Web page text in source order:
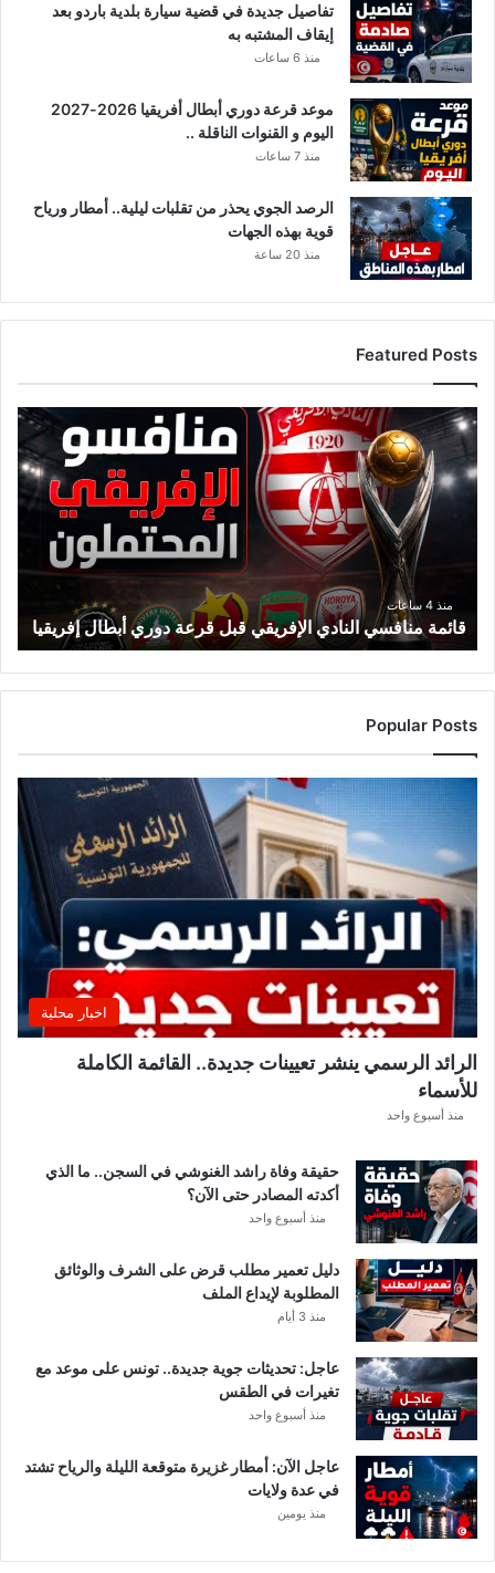
تفاصيل جديدة في قضية سيارة بلدية باردو بعد
إيقاف المشتبه به
منذ 6 ساعات
موعد قرعة دوري أبطال أفريقيا 2026-2027
اليوم و القنوات الناقلة ..
منذ 7 ساعات
الرصد الجوي يحذر من تقلبات ليلية.. أمطار ورياح
قوية بهذه الجهات
منذ 20 ساعة
Featured Posts
قائمة
منافسي
النادي
الإفريقي
إفريقيا
منذ 4 ساعات
قائمة منافسي النادي الإفريقي قبل قرعة دوري أبطال إفريقيا
Popular Posts
اخبار محلية
الرائد الرسمي ينشر تعيينات جديدة.. القائمة الكاملة
للأسماء
منذ أسبوع واحد
حقيقة وفاة راشد الغنوشي في السجن.. ما الذي
أكدته المصادر حتى الآن؟
منذ أسبوع واحد
دليل تعمير مطلب قرض على الشرف والوثائق
المطلوبة لإيداع الملف
منذ 3 أيام
عاجل: تحديثات جوية جديدة.. تونس على موعد مع
تغيرات في الطقس
منذ أسبوع واحد
عاجل الآن: أمطار غزيرة متوقعة الليلة والرياح تشتد
في عدة ولايات
منذ يومين